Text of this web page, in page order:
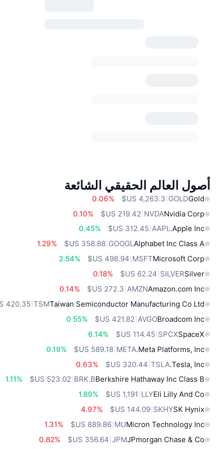
أصول العالم الحقيقي الشائعة
Gold
GOLD
0.06%
Nvidia Corp
NVDA
0.10%
Apple Inc.
AAPL
0.45%
Alphabet Inc Class A
GOOGL
‏358.88 US$
1.29%
Microsoft Corp
MSFT
2.54%
Silver
SILVER
0.18%
Amazon.com Inc
AMZN
0.14%
Taiwan Semiconductor Manufacturing Co Ltd
TSM
Broadcom Inc
AVGO
0.55%
SpaceX
SPCX
6.14%
Meta Platforms, Inc.
META
‏589.18 US$
0.19%
Tesla, Inc.
TSLA
0.63%
Berkshire Hathaway Inc Class B
BRK.B
1.11%
Eli Lilly And Co
LLY
1.89%
SK Hynix
SKHY
‏144.09 US$
4.97%
Micron Technology Inc
MU
‏889.86 US$
1.31%
JPmorgan Chase & Co
JPM
0.82%